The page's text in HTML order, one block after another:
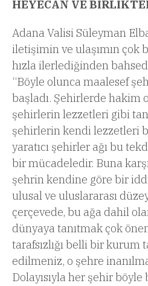
HEYECAN VE
Adana Valisi Süleyman
iletişimin ve ulaşımın çok
hızla ilerlediğinden
“Böyle olunca maalesef
başladı. Şehirlerde hakim
şehirlerin lezzetleri gibi
şehirlerin kendi lezzetleri
yaratıcı şehirler ağı bu
bir mücadeledir. Buna
şehrin kendine göre bir
ulusal ve uluslararası
çerçevede, bu ağa dahil
dünyaya tanıtmak çok
tarafsızlığı belli bir kurum
edilmeniz, o şehre
Dolayısıyla her şehir